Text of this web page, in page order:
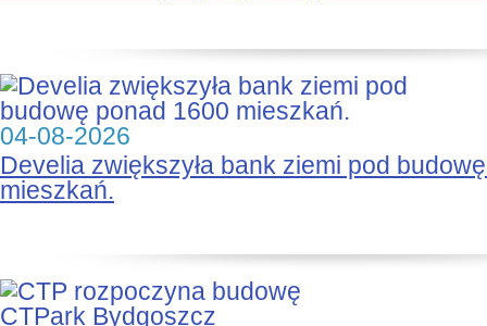
04-08-2026
Develia zwiększyła bank ziemi pod
mieszkań.